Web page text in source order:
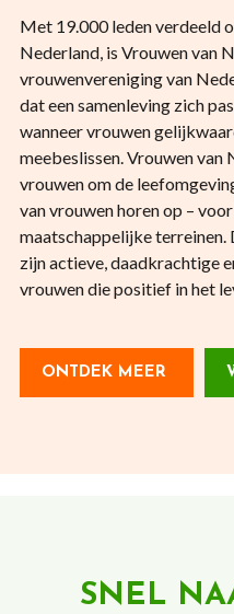
Met 19.000 leden verdeeld
Nederland, is Vrouwen van
vrouwenvereniging van
dat een samenleving zich
wanneer vrouwen
meebeslissen. Vrouwen
vrouwen om de
van vrouwen horen op –
maatschappelijke terreinen.
zijn actieve, daadkrachtige
vrouwen die positief in het
ONTDEK MEER
SNEL